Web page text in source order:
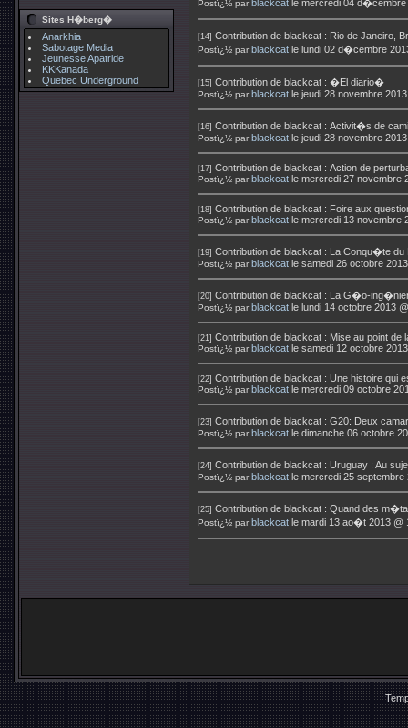
Sites H�berg�
Anarkhia
Sabotage Media
Jeunesse Apatride
KKKanada
Quebec Underground
Postï¿½ par blackcat le mercredi 04 d�cembre
[14] Contribution de blackcat : Rio de Janeiro,
Postï¿½ par blackcat le lundi 02 d�cembre
[15] Contribution de blackcat : �El diario�
Postï¿½ par blackcat le jeudi 28 novembre
[16] Contribution de blackcat : Activit�s de
Postï¿½ par blackcat le jeudi 28 novembre
[17] Contribution de blackcat : Action de
Postï¿½ par blackcat le mercredi 27 novembre
[18] Contribution de blackcat : Foire aux
Postï¿½ par blackcat le mercredi 13 novembre
[19] Contribution de blackcat : La Conqu�te du
Postï¿½ par blackcat le samedi 26 octobre
[20] Contribution de blackcat : La G�o-
Postï¿½ par blackcat le lundi 14 octobre 2013
[21] Contribution de blackcat : Mise au point de
Postï¿½ par blackcat le samedi 12 octobre
[22] Contribution de blackcat : Une histoire qui
Postï¿½ par blackcat le mercredi 09 octobre
[23] Contribution de blackcat : G20: Deux
Postï¿½ par blackcat le dimanche 06 octobre
[24] Contribution de blackcat : Uruguay : Au
Postï¿½ par blackcat le mercredi 25 septembre
[25] Contribution de blackcat : Quand des
Postï¿½ par blackcat le mardi 13 ao�t 2013 @